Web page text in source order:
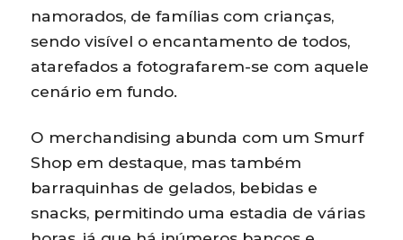
namorados, de famílias com crianças,
sendo visível o encantamento de todos,
atarefados a fotografarem-se com aquele
cenário em fundo.
O merchandising abunda com um Smurf
Shop em destaque, mas também
barraquinhas de gelados, bebidas e
snacks, permitindo uma estadia de várias